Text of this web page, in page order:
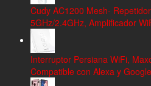
Cudy AC1200 Mesh-
5GHz/2.4GHz, Amplificador
Interruptor Persiana WiFi,
Compatible con Alexa y